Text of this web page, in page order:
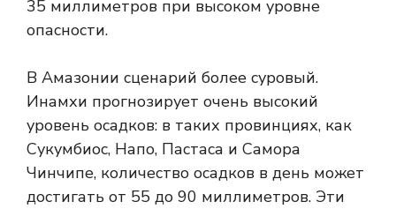
35 миллиметров при высоком уровне
опасности.
В Амазонии сценарий более суровый.
Инамхи прогнозирует очень высокий
уровень осадков: в таких провинциях, как
Сукумбиос, Напо, Пастаса и Самора
Чинчипе, количество осадков в день может
достигать от 55 до 90 миллиметров. Эти